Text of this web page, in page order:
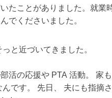
たことがありました。 就業
でくださいました。
と近づいてきました。
活の応援や PTA 活動。 家
です。 先日、 夫にも指摘